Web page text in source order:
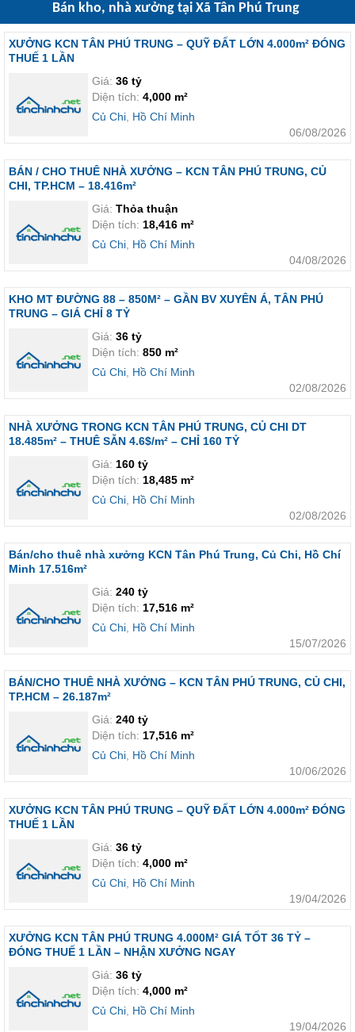
Bán kho, nhà xưởng tại Xã Tân Phú Trung
XƯỞNG KCN TÂN PHÚ TRUNG – QUỸ ĐẤT LỚN 4.000m² ĐÓNG
THUẾ 1 LẦN
Giá: 36 tỷ
Diện tích: 4,000 m²
Củ Chi Hồ Chí Minh
06/08/2026
BÁN / CHO THUÊ NHÀ XƯỞNG – KCN TÂN PHÚ TRUNG, CỦ
CHI, TP.HCM – 18.416m²
Giá: Thỏa thuận
Diện tích: 18,416 m²
Củ Chi Hồ Chí Minh
04/08/2026
KHO MT ĐƯỜNG 88 – 850M² – GẦN BV XUYÊN Á, TÂN PHÚ
TRUNG – GIÁ CHỈ 8 TỶ
Giá: 36 tỷ
Diện tích: 850 m²
Củ Chi Hồ Chí Minh
02/08/2026
NHÀ XƯỞNG TRONG KCN TÂN PHÚ TRUNG, CỦ CHI DT
18.485m² – THUÊ SẴN 4.6$/m² – CHỈ 160 TỶ
Giá: 160 tỷ
Diện tích: 18,485 m²
Củ Chi Hồ Chí Minh
02/08/2026
Bán/cho thuê nhà xưởng KCN Tân Phú Trung, Củ Chi, Hồ Chí
Minh 17.516m²
Giá: 240 tỷ
Diện tích: 17,516 m²
Củ Chi Hồ Chí Minh
15/07/2026
BÁN/CHO THUÊ NHÀ XƯỞNG – KCN TÂN PHÚ TRUNG, CỦ CHI,
TP.HCM – 26.187m²
Giá: 240 tỷ
Diện tích: 17,516 m²
Củ Chi Hồ Chí Minh
10/06/2026
XƯỞNG KCN TÂN PHÚ TRUNG – QUỸ ĐẤT LỚN 4.000m² ĐÓNG
THUẾ 1 LẦN
Giá: 36 tỷ
Diện tích: 4,000 m²
Củ Chi Hồ Chí Minh
19/04/2026
XƯỞNG KCN TÂN PHÚ TRUNG 4.000M² GIÁ TỐT 36 TỶ –
ĐÓNG THUẾ 1 LẦN – NHẬN XƯỞNG NGAY
Giá: 36 tỷ
Diện tích: 4,000 m²
Củ Chi Hồ Chí Minh
19/04/2026